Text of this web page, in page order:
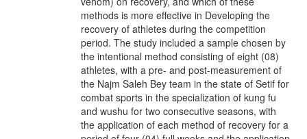
methods is more effective in Developing the
recovery of athletes during the competition
period. The study included a sample chosen by
the intentional method consisting of eight (08)
athletes, with a pre- and post-measurement of
the Najm Saleh Bey team in the state of Setif for
combat sports in the specialization of kung fu
and wushu for two consecutive seasons, with
the application of each method of recovery for a